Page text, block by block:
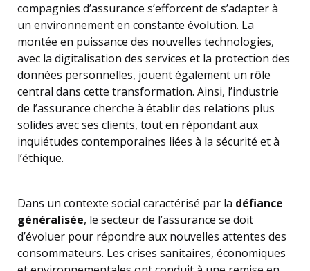
compagnies d’assurance s’efforcent de s’adapter à
un environnement en constante évolution. La
montée en puissance des nouvelles technologies,
avec la digitalisation des services et la protection des
données personnelles, jouent également un rôle
central dans cette transformation. Ainsi, l’industrie
de l’assurance cherche à établir des relations plus
solides avec ses clients, tout en répondant aux
inquiétudes contemporaines liées à la sécurité et à
l’éthique.
Dans un contexte social caractérisé par la défiance
généralisée, le secteur de l’assurance se doit
d’évoluer pour répondre aux nouvelles attentes des
consommateurs. Les crises sanitaires, économiques